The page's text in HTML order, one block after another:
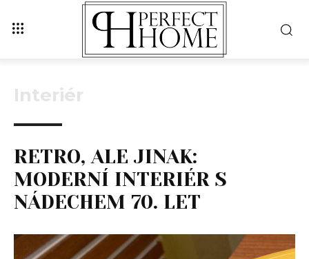
Interiér
RETRO, ALE JINAK:
MODERNÍ INTERIÉR S
NÁDECHEM 70. LET